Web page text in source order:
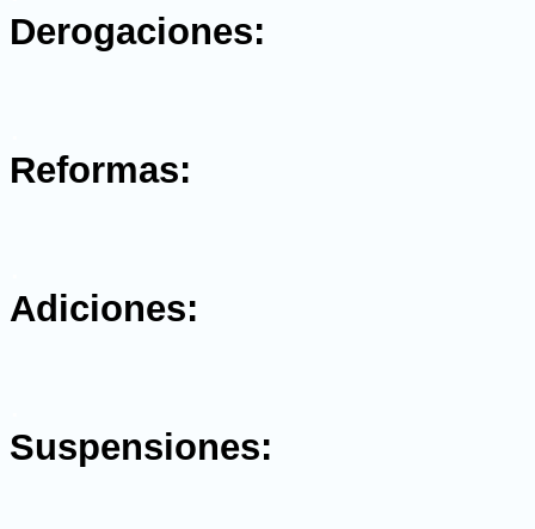
Derogaciones:
Reformas:
Adiciones:
Suspensiones: